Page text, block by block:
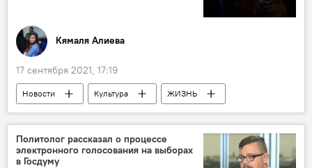
Кямаля Алиева
17 сентября 2021, 17:19
Новости Культура
ЖИЗНЬ
Азербайджан
Россия
Муслим Магомаев
Политолог рассказал о процессе
электронного голосования на выборах
в Госдуму